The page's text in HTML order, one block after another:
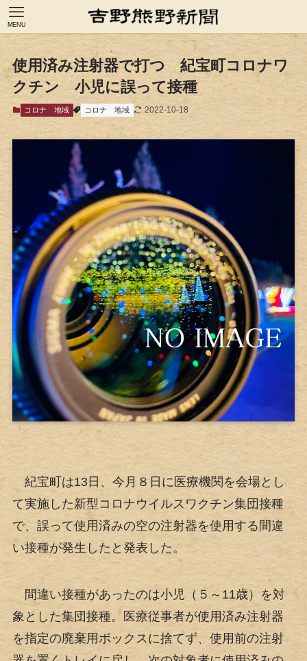
MENU
使用済み注射器で打つ 紀宝町コロナワ
クチン 小児に誤って接種
コロナ 地域 コロナ 地域 2022-10-18
紀宝町は13日、今月８日に医療機関を会場とし
て実施した新型コロナウイルスワクチン集団接種
で、誤って使用済みの空の注射器を使用する間違
い接種が発生したと発表した。
間違い接種があったのは小児（５～11歳）を対
象とした集団接種。医療従事者が使用済み注射器
を指定の廃棄用ボックスに捨てず、使用前の注射